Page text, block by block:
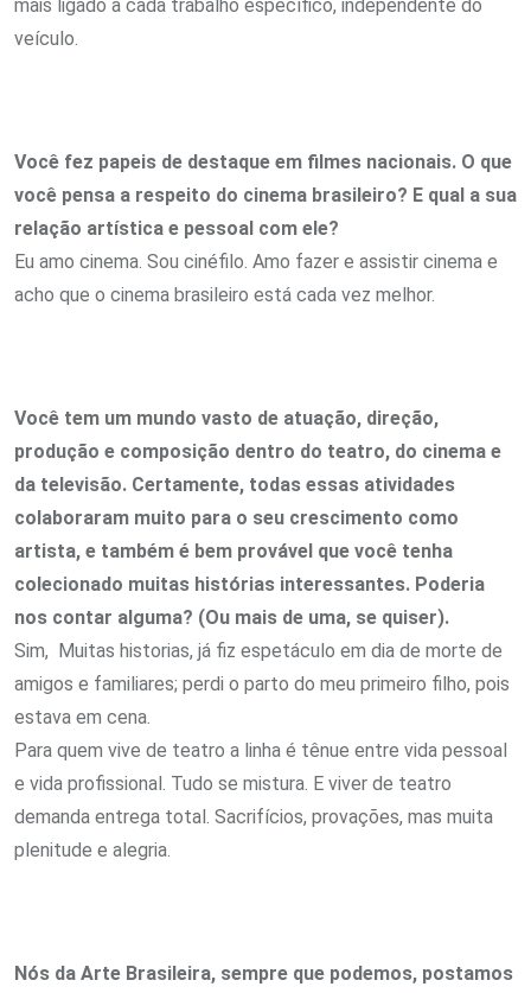
mais ligado a cada trabalho específico, independente do
veículo.
Você fez papeis de destaque em filmes nacionais. O que
você pensa a respeito do cinema brasileiro? E qual a sua
relação artística e pessoal com ele?
Eu amo cinema. Sou cinéfilo. Amo fazer e assistir cinema e
acho que o cinema brasileiro está cada vez melhor.
Você tem um mundo vasto de atuação, direção,
produção e composição dentro do teatro, do cinema e
da televisão. Certamente, todas essas atividades
colaboraram muito para o seu crescimento como
artista, e também é bem provável que você tenha
colecionado muitas histórias interessantes. Poderia
nos contar alguma? (Ou mais de uma, se quiser).
Sim, Muitas historias, já fiz espetáculo em dia de morte de
amigos e familiares; perdi o parto do meu primeiro filho, pois
estava em cena.
Para quem vive de teatro a linha é tênue entre vida pessoal
e vida profissional. Tudo se mistura. E viver de teatro
demanda entrega total. Sacrifícios, provações, mas muita
plenitude e alegria.
Nós da Arte Brasileira, sempre que podemos, postamos